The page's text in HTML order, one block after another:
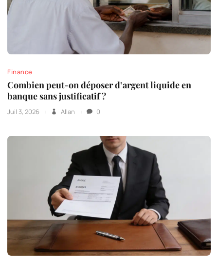
Finance
Combien peut-on déposer d’argent liquide en
banque sans justificatif ?
Juil 3, 2026 Allan 0